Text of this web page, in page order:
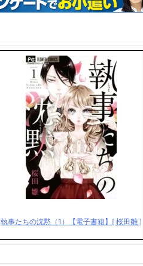
執事たちの沈黙（1）【電子書籍】[ 桜田雛 ]